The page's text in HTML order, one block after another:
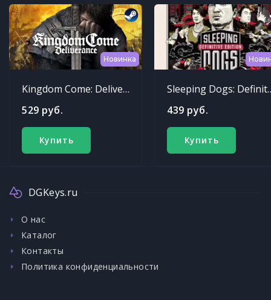
Новинка
Kingdom Come: Deliverance
529 руб.
Купить
Sleeping
439 руб.
Купить
DGKeys.ru
О нас
Каталог
Контакты
Политика конфиденциальности